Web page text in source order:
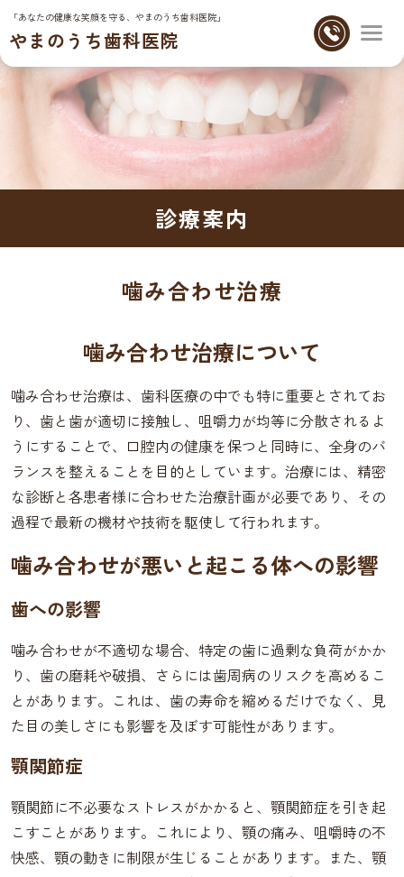
「あなたの健康な笑顔を守る、やまのうち歯科医院」
やまのうち歯科医院
診療案内
噛み合わせ治療
噛み合わせ治療について
噛み合わせ治療は、歯科医療の中でも特に重要とされてお
り、歯と歯が適切に接触し、咀嚼力が均等に分散されるよ
うにすることで、口腔内の健康を保つと同時に、全身のバ
ランスを整えることを目的としています。治療には、精密
な診断と各患者様に合わせた治療計画が必要であり、その
過程で最新の機材や技術を駆使して行われます。
噛み合わせが悪いと起こる体への影響
歯への影響
噛み合わせが不適切な場合、特定の歯に過剰な負荷がかか
り、歯の磨耗や破損、さらには歯周病のリスクを高めるこ
とがあります。これは、歯の寿命を縮めるだけでなく、見
た目の美しさにも影響を及ぼす可能性があります。
顎関節症
顎関節に不必要なストレスがかかると、顎関節症を引き起
こすことがあります。これにより、顎の痛み、咀嚼時の不
快感、顎の動きに制限が生じることがあります。また、顎